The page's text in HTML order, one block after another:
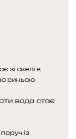
вода стає